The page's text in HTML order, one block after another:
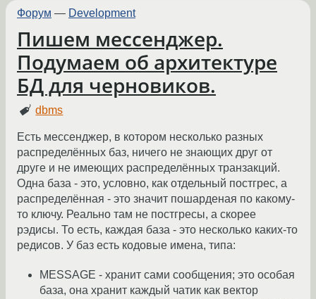
Форум — Development
Пишем мессенджер.
Подумаем об архитектуре
БД для черновиков.
dbms
Есть мессенджер, в котором несколько разных
распределённых баз, ничего не знающих друг от
друге и не имеющих распределённых транзакций.
Одна база - это, условно, как отдельный постгрес, а
распределённая - это значит пошарденая по какому-
то ключу. Реально там не постгресы, а скорее
рэдисы. То есть, каждая база - это несколько каких-то
редисов. У баз есть кодовые имена, типа:
MESSAGE - хранит сами сообщения; это особая
база, она хранит каждый чатик как вектор